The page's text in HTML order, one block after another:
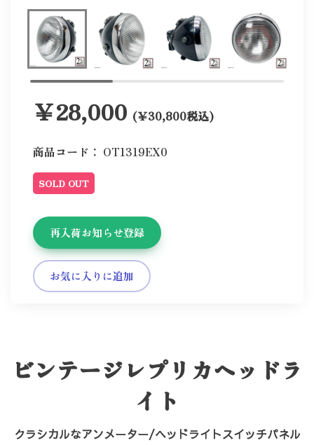
￥28,000 (￥30,800税込)
商品コード： OT1319EX0
SOLD OUT
再入荷お知らせ登録
お気に入りに追加
ビンテージレプリカヘッドラ
イト
クラシカルなアンメーター/ヘッドライトスイッチパネル